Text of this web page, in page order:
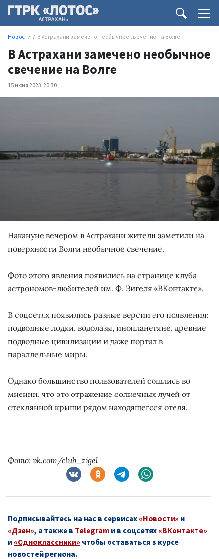
Новости В Астрахани замечено необычное свечение на Волге
В Астрахани замечено необычное
свечение на Волге
15 июня 2023, 20:30
Накануне вечером в Астрахани жители заметили на
поверхности Волги необычное свечение.
Фото этого явления появились на странице клуба
астрономов-любителей им. Ф. Зигеля «ВКонтакте».
В соцсетях появились разные версии его появления:
подводные лодки, водолазы, инопланетяне, древние
подводные цивилизации и даже портал в
параллельные миры.
Однако большинство пользователей сошлись во
мнении, что это отражение солнечных лучей от
стеклянной крыши рядом находящегося отеля.
Фото: vk.com/club_zigel
Подписывайтесь на нас в сервисах «Новости» и
«Дзен», а также в Telegram и в соцсетях «ВКонтакте»
и «Одноклассники» чтобы оставаться в курсе
новостей региона.